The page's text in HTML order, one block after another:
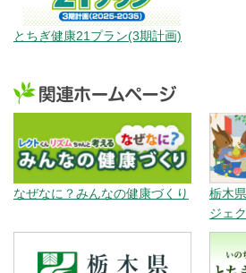
とちぎ健康21プラン(3期計画)
なぜなに？みんなの健康づくり
栃木
ジェ